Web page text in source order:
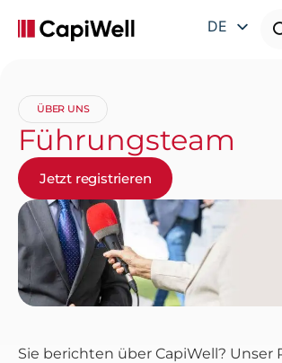
DE
ÜBER UNS
Führungsteam
Jetzt registrieren
Sie berichten über CapiWell? Unser